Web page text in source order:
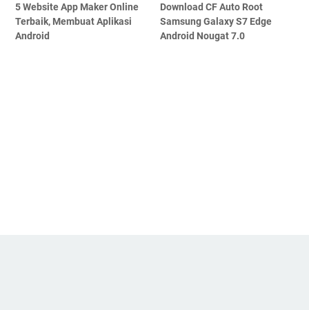
5 Website App Maker Online
Terbaik, Membuat Aplikasi
Android
Download CF Auto Root
Samsung Galaxy S7 Edge
Android Nougat 7.0